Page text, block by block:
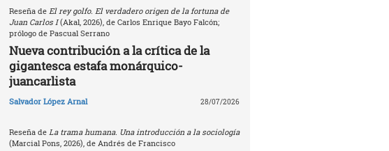
Reseña de El rey golfo. El verdadero origen de la fortuna de
Juan Carlos I(Akal, 2026), de Carlos Enrique Bayo Falcón;
prólogo de Pascual Serrano
Nueva contribución a la crítica de la
gigantesca estafa monárquico-
juancarlista
Salvador López Arnal 28/07/2026
Reseña de La trama humana. Una introducción a la sociología
(Marcial Pons, 2026), de Andrés de Francisco